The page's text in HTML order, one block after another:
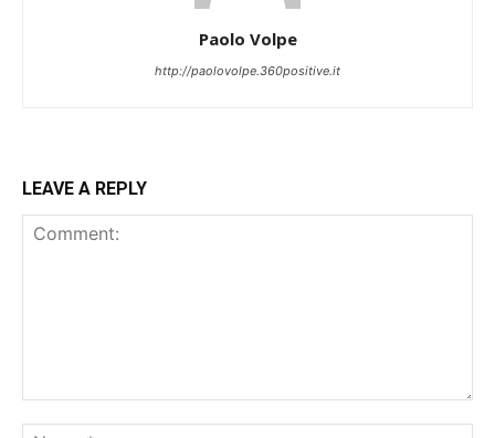
Paolo Volpe
http://paolovolpe.360positive.it
LEAVE A REPLY